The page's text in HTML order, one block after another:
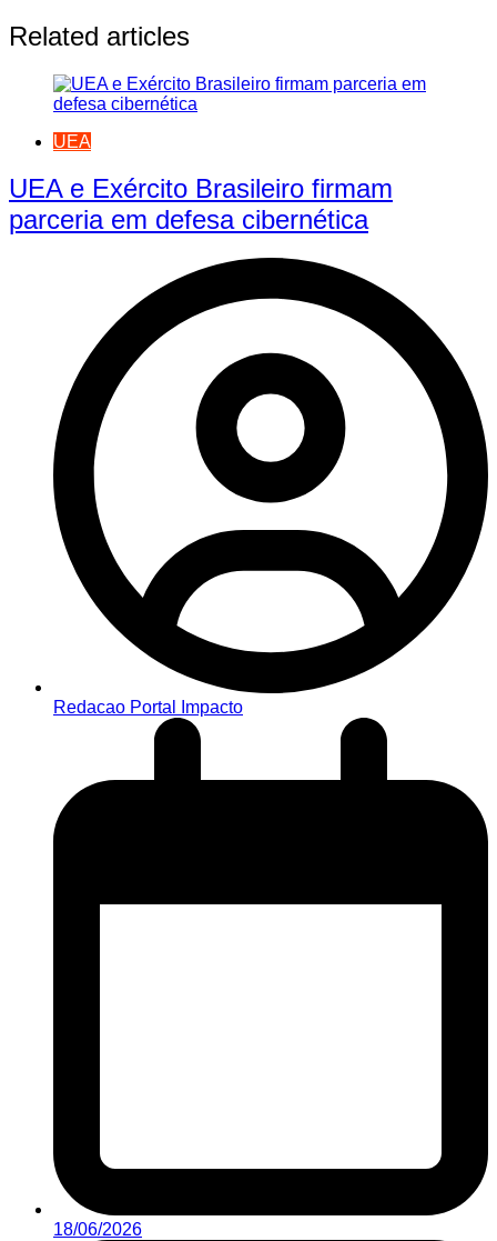
Related articles
UEA
UEA e Exército Brasileiro firmam
parceria em defesa cibernética
Redacao Portal Impacto
18/06/2026